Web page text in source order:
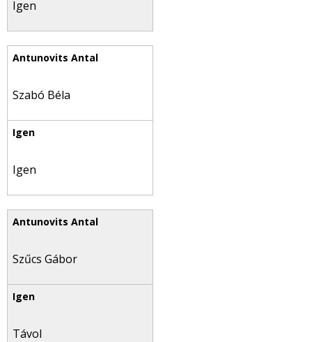
Igen
Szabó Béla
Igen
Szűcs Gábor
Távol